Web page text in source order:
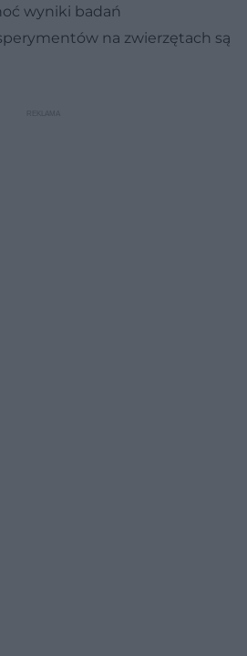
wyniki badań
na zwierzętach są